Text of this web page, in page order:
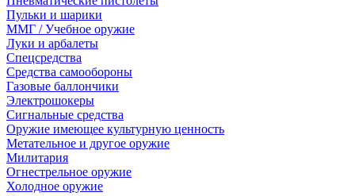
Пульки и шарики
ММГ / Учебное оружие
Луки и арбалеты
Спецсредства
Средства самообороны
Газовые баллончики
Электрошокеры
Сигнальные средства
Оружие имеющее культурную ценность
Метательное и другое оружие
Милитария
Огнестрельное оружие
Холодное оружие